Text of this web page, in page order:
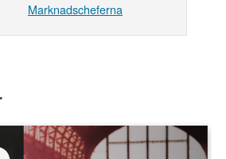
Marknadscheferna